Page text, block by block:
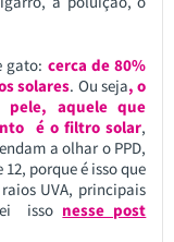
gato: cerca de 80%
solares. Ou seja, o
pele, aquele que
é o filtro solar,
a olhar o PPD,
porque é isso que
UVA, principais
isso nesse post